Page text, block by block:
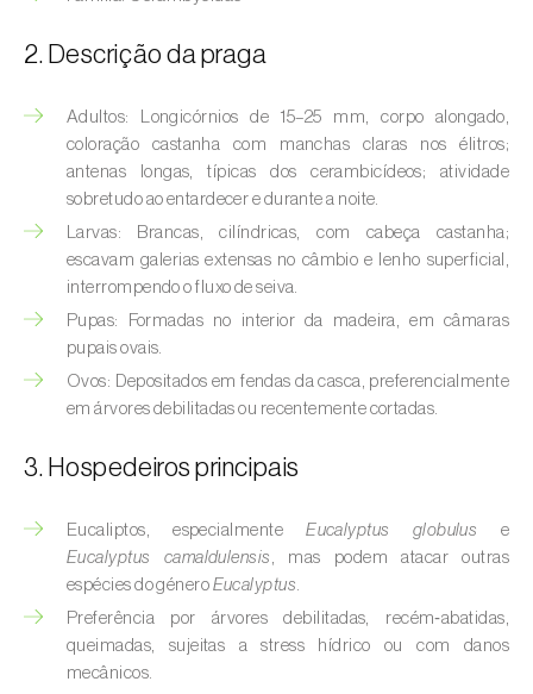
Hyalopterus pruni
Afídeo-lanígero-das-macieiras (
Afídeo-negro-do-feijão (Aphis fabae
Afídeo-negro-do-pessegueiro
(
Brachycaudus persicae)
Afídeo-verde ( Myzus persicae
Afídeo-verde-da-ameixeira (Brachycaudus
helichrysi)
Afídeo-verde-da-amendoeira
Afídeo-verde-dos-citrinos (Aphis
spiraecola
Afídeos
Alfinetes (Agriotes spp.
2. Descrição da praga
Adultos: Longicórnios de 15–25 mm, corpo alongado,
coloração castanha com manchas claras nos élitros;
antenas longas, típicas dos cerambicídeos; atividade
sobretudo ao entardecer e durante a noite.
Larvas: Brancas, cilíndricas, com cabeça castanha;
escavam galerias extensas no câmbio e lenho superficial,
interrompendo o fluxo de seiva.
Pupas: Formadas no interior da madeira, em câmaras
pupais ovais.
Ovos: Depositados em fendas da casca, preferencialmente
em árvores debilitadas ou recentemente cortadas.
3. Hospedeiros principais
Eucaliptos, especialmenteEucalyptus globulus e
Eucalyptus camaldulensis , mas podem atacar outras
espécies do género Eucalyptus.
Preferência por árvores debilitadas, recém‑abatidas,
queimadas, sujeitas a stress hídrico ou com danos
mecânicos.